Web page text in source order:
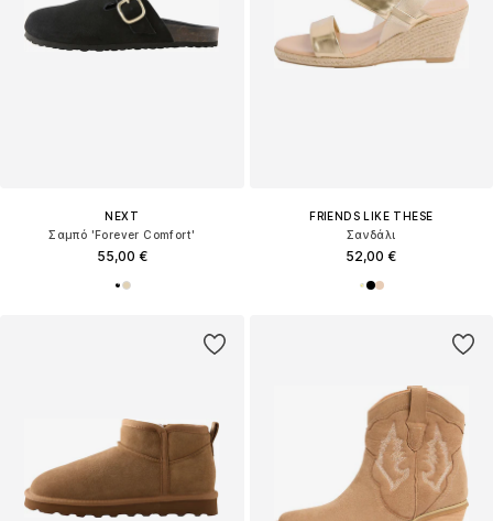
NEXT
Σαμπό 'Forever Comfort'
55,00 €
FRIENDS LIKE THESE
Σανδάλι
52,00 €